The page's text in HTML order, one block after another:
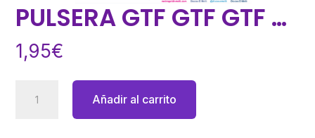
PULSERA GTF GTF GTF …
1,95€
GTF
Añadir al carrito